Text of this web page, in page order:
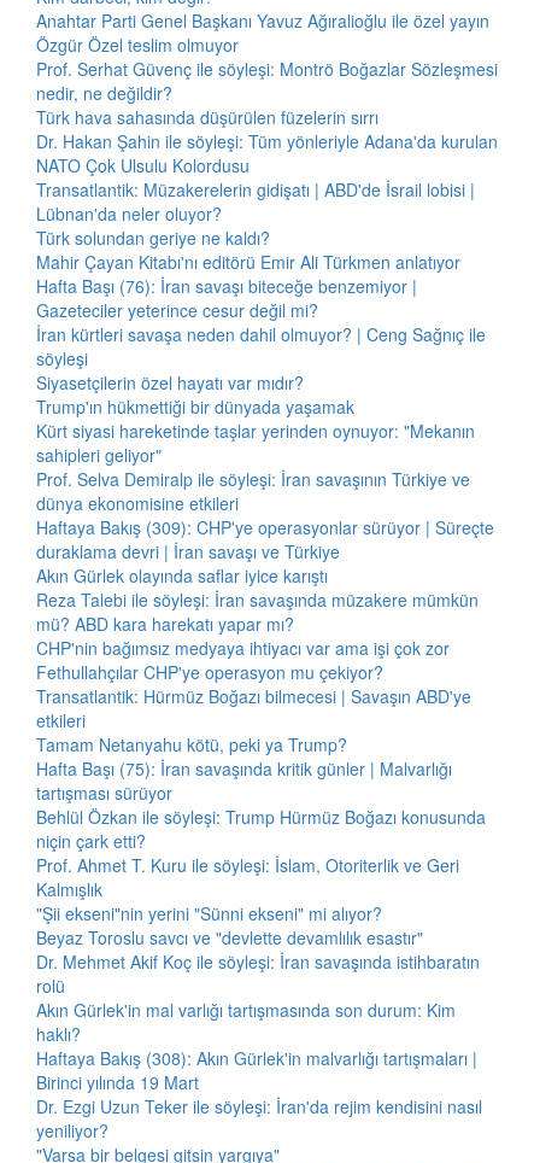
Anahtar Parti Genel Başkanı Yavuz Ağıralioğlu ile özel yayın
Özgür Özel teslim olmuyor
Prof. Serhat Güvenç ile söyleşi: Montrö Boğazlar Sözleşmesi
nedir, ne değildir?
Türk hava sahasında düşürülen füzelerin sırrı
Dr. Hakan Şahin ile söyleşi: Tüm yönleriyle Adana'da kurulan
NATO Çok Ulsulu Kolordusu
Transatlantik: Müzakerelerin gidişatı | ABD'de İsrail lobisi |
Lübnan'da neler oluyor?
Türk solundan geriye ne kaldı?
Mahir Çayan Kitabı'nı editörü Emir Ali Türkmen anlatıyor
Hafta Başı (76): İran savaşı biteceğe benzemiyor |
Gazeteciler yeterince cesur değil mi?
İran kürtleri savaşa neden dahil olmuyor? | Ceng Sağnıç ile
söyleşi
Siyasetçilerin özel hayatı var mıdır?
Trump'ın hükmettiği bir dünyada yaşamak
Kürt siyasi hareketinde taşlar yerinden oynuyor: "Mekanın
sahipleri geliyor"
Prof. Selva Demiralp ile söyleşi: İran savaşının Türkiye ve
dünya ekonomisine etkileri
Haftaya Bakış (309): CHP'ye operasyonlar sürüyor | Süreçte
duraklama devri | İran savaşı ve Türkiye
Akın Gürlek olayında saflar iyice karıştı
Reza Talebi ile söyleşi: İran savaşında müzakere mümkün
mü? ABD kara harekatı yapar mı?
CHP'nin bağımsız medyaya ihtiyacı var ama işi çok zor
Fethullahçılar CHP'ye operasyon mu çekiyor?
Transatlantik: Hürmüz Boğazı bilmecesi | Savaşın ABD'ye
etkileri
Tamam Netanyahu kötü, peki ya Trump?
Hafta Başı (75): İran savaşında kritik günler | Malvarlığı
tartışması sürüyor
Behlül Özkan ile söyleşi: Trump Hürmüz Boğazı konusunda
niçin çark etti?
Prof. Ahmet T. Kuru ile söyleşi: İslam, Otoriterlik ve Geri
Kalmışlık
"Şii ekseni"nin yerini "Sünni ekseni" mi alıyor?
Beyaz Toroslu savcı ve "devlette devamlılık esastır"
Dr. Mehmet Akif Koç ile söyleşi: İran savaşında istihbaratın
rolü
Akın Gürlek'in mal varlığı tartışmasında son durum: Kim
haklı?
Haftaya Bakış (308): Akın Gürlek'in malvarlığı tartışmaları |
Birinci yılında 19 Mart
Dr. Ezgi Uzun Teker ile söyleşi: İran'da rejim kendisini nasıl
yeniliyor?
"Varsa bir belgesi gitsin yargıya"